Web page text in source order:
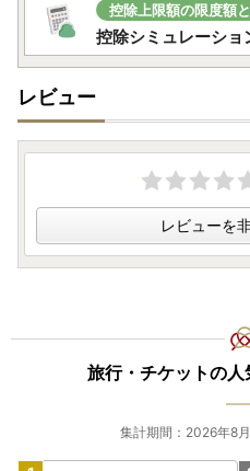
控除上限額の限度額
控除シミュレーショ
レビュー
レビューを
旅行・チケットの
集計期間：2026年8